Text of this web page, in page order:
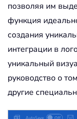
позволяя им
функция
создания
интеграции в
уникальный
руководство о
другие